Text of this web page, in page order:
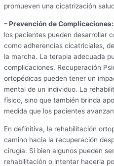
promueven una cicatrización
– Prevención de Complicaciones:
los pacientes pueden desarrollar
como adherencias cicatriciales,
la marcha. La terapia adecuada
complicaciones. Recuperación
ortopédicas pueden tener un
mental de un individuo. La
físico, sino que también brinda
medida que los pacientes
En definitiva, la rehabilitación
camino hacia la recuperación
cirugía. Si bien algunos pueden
rehabilitación o intentar hacerla